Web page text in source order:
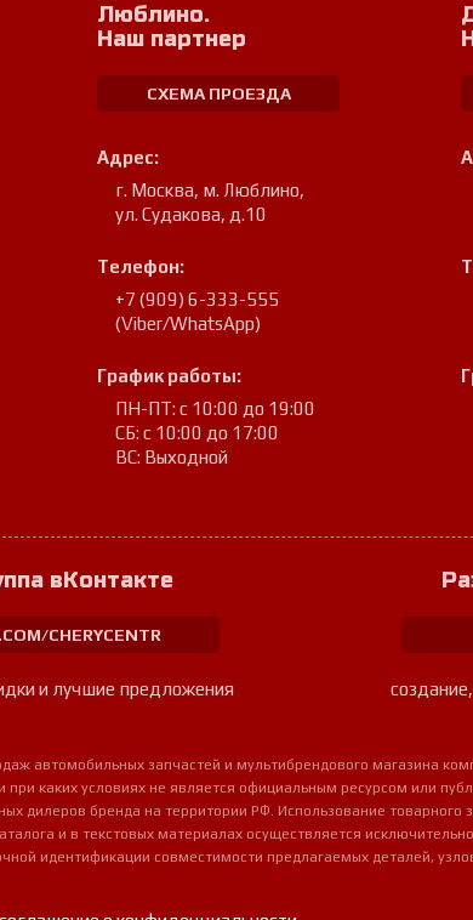
Люблино.
Наш партнер
СХЕМА ПРОЕЗДА
Адрес:
г. Москва, м. Люблино,
ул. Судакова, д.10
Телефон:
+7 (909) 6-333-555
(Viber/WhatsApp)
График работы:
ПН-ПТ: с 10:00 до 19:00
СБ: с 10:00 до 17:00
ВС: Выходной
вКонтакте
CHERYCENTR
и лучшие предложения
автомобильных запчастей и мультибрендового магазина
каких условиях не является официальным ресурсом или
дилеров бренда на территории РФ. Использование товарного
и в текстовых материалах осуществляется
идентификации совместимости предлагаемых деталей,